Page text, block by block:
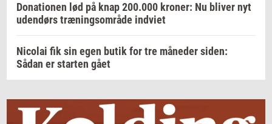
Donationen lød på knap 200.000 kroner: Nu bliver nyt
udendørs træningsområde indviet
Nicolai fik sin egen butik for tre måneder siden:
Sådan er starten gået